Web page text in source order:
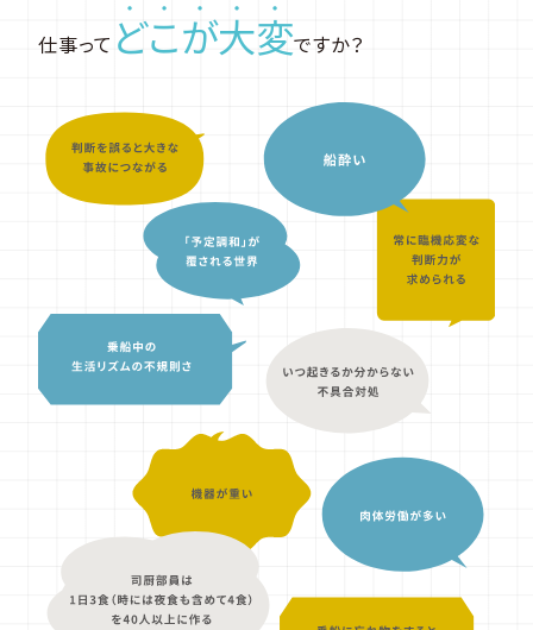
仕事って どこが大変ですか？